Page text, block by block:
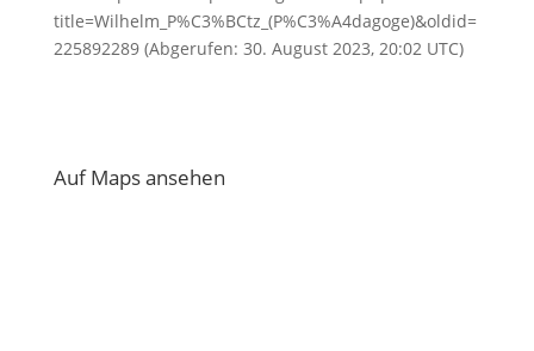
title=Wilhelm_P%C3%BCtz_(P%C3%A4dagoge)&oldid=
225892289 (Abgerufen: 30. August 2023, 20:02 UTC)
Auf Maps ansehen